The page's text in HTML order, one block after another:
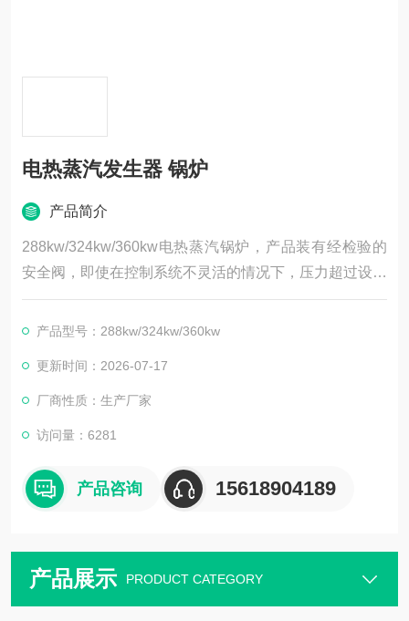
电热蒸汽发生器 锅炉
产品简介
288kw/324kw/360kw电热蒸汽锅炉，产品装有经检验的
安全阀，即使在控制系统不灵活的情况下，压力超过设定
压力时安全阀将自动打开，防止锅炉因压力过大爆炸事
故。产品型号：288kw/324kw/360kw
更新时间：2026-07-17
厂商性质：生产厂家
访问量：6281
产品咨询 15618904189
产品展示 PRODUCT CATEGORY